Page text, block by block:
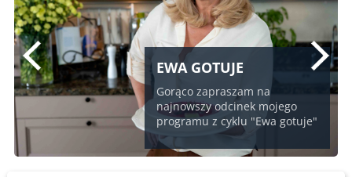
EWA GOTUJE
Gorąco zapraszam na
najnowszy odcinek mojego
programu z cyklu "Ewa gotuje"